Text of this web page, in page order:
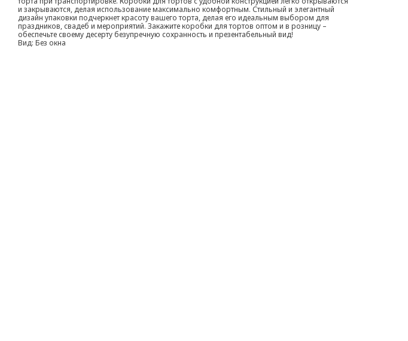
и закрываются, делая использование максимально комфортным. Стильный и элегантный
дизайн упаковки подчеркнет красоту вашего торта, делая его идеальным выбором для
праздников, свадеб и мероприятий. Закажите коробки для тортов оптом и в розницу –
обеспечьте своему десерту безупречную сохранность и презентабельный вид!
Вид: Без окна